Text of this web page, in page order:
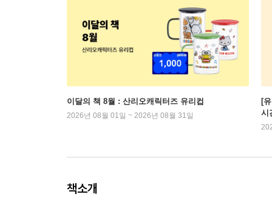
이달의 책 8월 : 산리오캐릭터즈 유리컵
2026년 08월 01일 ~ 2026년 08월 31일
[
시
책소개